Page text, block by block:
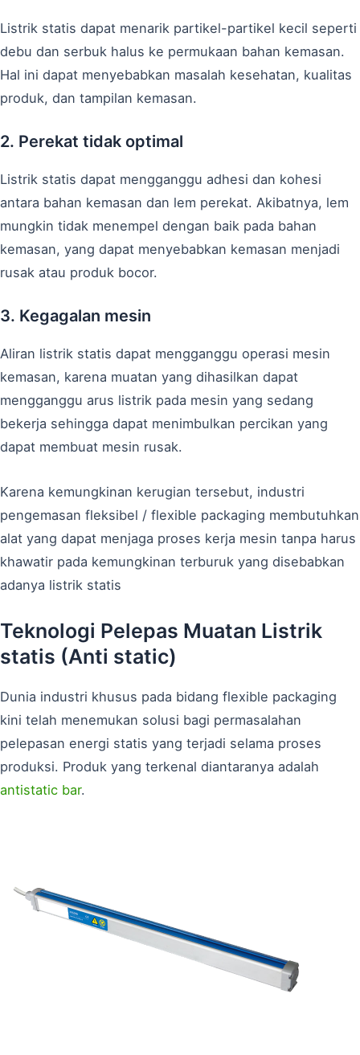
Listrik statis dapat menarik partikel-partikel kecil seperti
debu dan serbuk halus ke permukaan bahan kemasan.
Hal ini dapat menyebabkan masalah kesehatan, kualitas
produk, dan tampilan kemasan.
2. Perekat tidak optimal
Listrik statis dapat mengganggu adhesi dan kohesi
antara bahan kemasan dan lem perekat. Akibatnya, lem
mungkin tidak menempel dengan baik pada bahan
kemasan, yang dapat menyebabkan kemasan menjadi
rusak atau produk bocor.
3. Kegagalan mesin
Aliran listrik statis dapat mengganggu operasi mesin
kemasan, karena muatan yang dihasilkan dapat
mengganggu arus listrik pada mesin yang sedang
bekerja sehingga dapat menimbulkan percikan yang
dapat membuat mesin rusak.
Karena kemungkinan kerugian tersebut, industri
pengemasan fleksibel / flexible packaging membutuhkan
alat yang dapat menjaga proses kerja mesin tanpa harus
khawatir pada kemungkinan terburuk yang disebabkan
adanya listrik statis
Teknologi Pelepas Muatan Listrik
statis (Anti static)
Dunia industri khusus pada bidang flexible packaging
kini telah menemukan solusi bagi permasalahan
pelepasan energi statis yang terjadi selama proses
produksi. Produk yang terkenal diantaranya adalah
antistatic bar.